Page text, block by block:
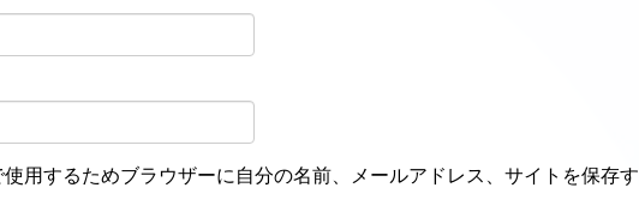
用するためブラウザーに自分の名前、メールアドレス、サイトを保存す